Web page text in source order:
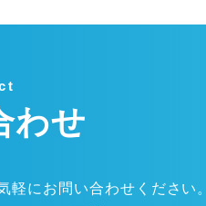
わせ
軽にお問い合わせください。